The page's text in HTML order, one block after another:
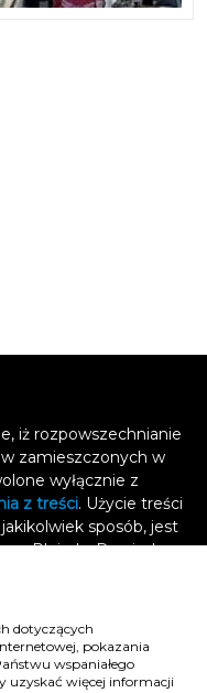
iż rozpowszechnianie
zamieszczonych w
wyłącznie z
z treści. Użycie treści
sposób, jest
Plejada. Dowiedz
prawa i grozi
dotyczących
pokazania
wspaniałego
uzyskać więcej informacji